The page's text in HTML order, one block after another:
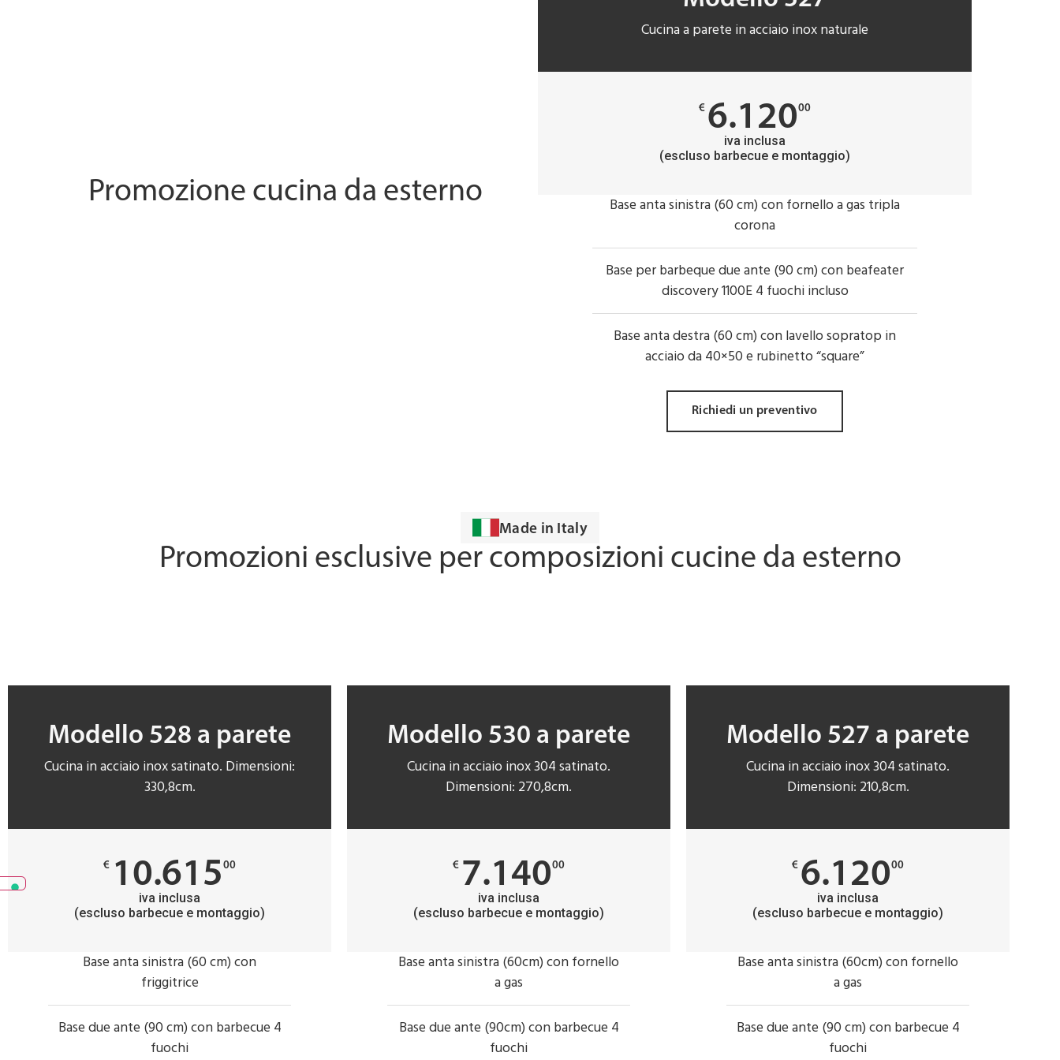
Promozione cucina da esterno
Cucina a parete in acciaio inox naturale
€ 6.12000
iva inclusa
(escluso barbecue e montaggio)
Base anta sinistra (60 cm) con fornello a gas tripla
corona
Base per barbeque due ante (90 cm) con beafeater
discovery 1100E 4 fuochi incluso
Base anta destra (60 cm) con lavello sopratop in
acciaio da 40×50 e rubinetto “square”
Richiedi un preventivo
Made in Italy
Promozioni esclusive per composizioni cucine da esterno
Modello 528 a parete
Cucina in acciaio inox satinato. Dimensioni:
330,8cm.
€ 10.61500
iva inclusa
(escluso barbecue e montaggio)
Base anta sinistra (60 cm) con
friggitrice
Base due ante (90 cm) con barbecue 4
fuochi
Modello 530 a parete
Cucina in acciaio inox 304 satinato.
Dimensioni: 270,8cm.
€ 7.14000
iva inclusa
(escluso barbecue e montaggio)
Base anta sinistra (60cm) con fornello
a gas
Base due ante (90cm) con barbecue 4
fuochi
Modello 527 a parete
Cucina in acciaio inox 304 satinato.
Dimensioni: 210,8cm.
€ 6.12000
iva inclusa
(escluso barbecue e montaggio)
Base anta sinistra (60cm) con fornello
a gas
Base due ante (90 cm) con barbecue 4
fuochi